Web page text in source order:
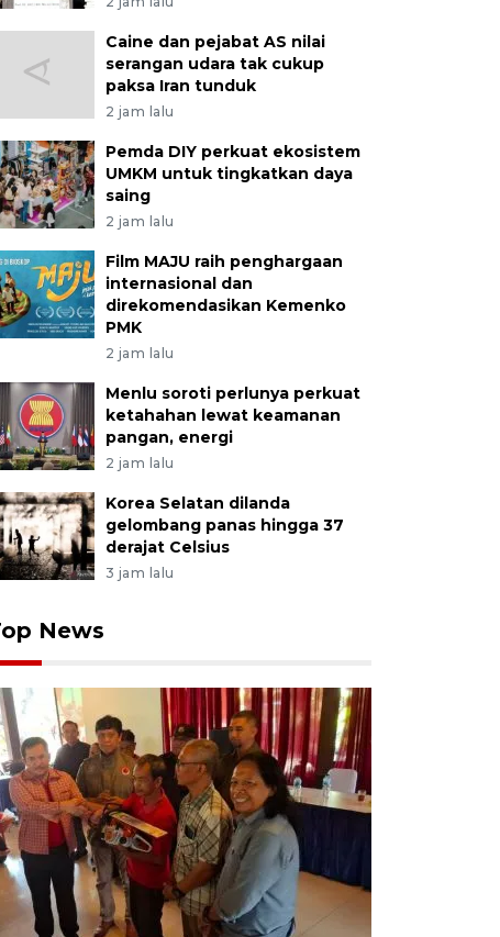
Caine dan pejabat AS nilai
serangan udara tak cukup
paksa Iran tunduk
2 jam lalu
Pemda DIY perkuat ekosistem
UMKM untuk tingkatkan daya
saing
2 jam lalu
Film MAJU raih penghargaan
internasional dan
direkomendasikan Kemenko
PMK
2 jam lalu
Menlu soroti perlunya perkuat
ketahahan lewat keamanan
pangan, energi
2 jam lalu
Korea Selatan dilanda
gelombang panas hingga 37
derajat Celsius
3 jam lalu
News